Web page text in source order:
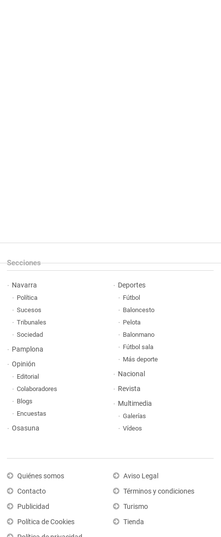
Secciones
Navarra
Política
Sucesos
Tribunales
Sociedad
Pamplona
Opinión
Editorial
Colaboradores
Blogs
Encuestas
Osasuna
Deportes
Fútbol
Baloncesto
Pelota
Balonmano
Fútbol sala
Más deporte
Nacional
Revista
Multimedia
Galerías
Vídeos
Quiénes somos
Contacto
Publicidad
Política de Cookies
Aviso Legal
Términos y condiciones
Turismo
Tienda